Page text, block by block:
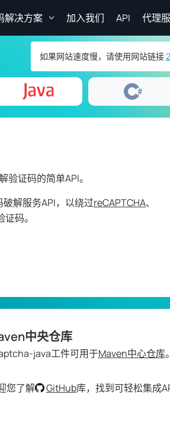
解决方案 加入我们 API 代理
如果网站速度慢，请使用网站链接
证码的简单API。
解服务API，以绕过reCAPTCHA、
码。
中央仓库
java工件可用于Maven中心仓库。
您了解 GitHub库，找到可轻松集成